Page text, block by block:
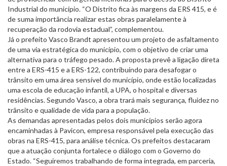
Industrial do município. “O Distrito fica às margens da ERS 415, e é
de suma importância realizar estas obras paralelamente à
recuperação da rodovia estadual”, complementou.
Já o prefeito Vasco Brandt apresentou um projeto de asfaltamento
de uma via estratégica do município, com o objetivo de criar uma
alternativa para o tráfego pesado. A proposta prevê a ligação direta
entre a ERS-415 e a ERS-122, contribuindo para desafogar o
trânsito em uma área sensível do município, onde estão localizadas
uma escola de educação infantil, a UPA, o hospital e diversas
residências. Segundo Vasco, a obra trará mais segurança, fluidez no
trânsito e qualidade de vida para a população.
As demandas apresentadas pelos dois municípios serão agora
encaminhadas à Pavicon, empresa responsável pela execução das
obras na ERS-415, para análise técnica. Os prefeitos destacaram
que a atuação conjunta fortalece o diálogo com o Governo do
Estado. “Seguiremos trabalhando de forma integrada, em parceria,